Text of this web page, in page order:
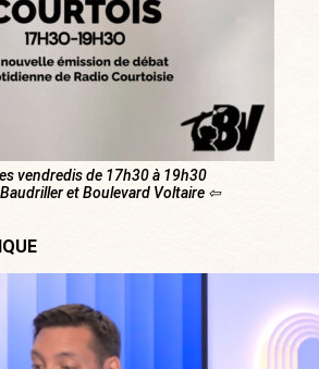
vendredis de 17h30 à 19h30
et Boulevard Voltaire ⇦